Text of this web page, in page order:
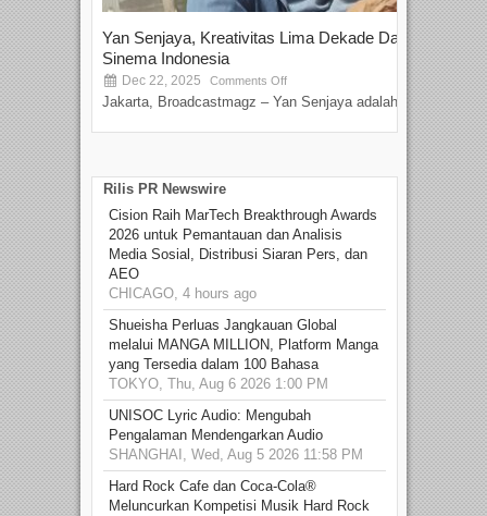
Yan Senjaya, Kreativitas Lima Dekade Dalam
Sinema Indonesia
Dec 22, 2025 Comments Off
Jakarta, Broadcastmagz – Yan Senjaya adalah...
Rilis PR Newswire
Cision Raih MarTech Breakthrough Awards
2026 untuk Pemantauan dan Analisis
Media Sosial, Distribusi Siaran Pers, dan
AEO
CHICAGO, 4 hours ago
Shueisha Perluas Jangkauan Global
melalui MANGA MILLION, Platform Manga
yang Tersedia dalam 100 Bahasa
TOKYO, Thu, Aug 6 2026 1:00 PM
UNISOC Lyric Audio: Mengubah
Pengalaman Mendengarkan Audio
SHANGHAI, Wed, Aug 5 2026 11:58 PM
Hard Rock Cafe dan Coca-Cola®
Meluncurkan Kompetisi Musik Hard Rock